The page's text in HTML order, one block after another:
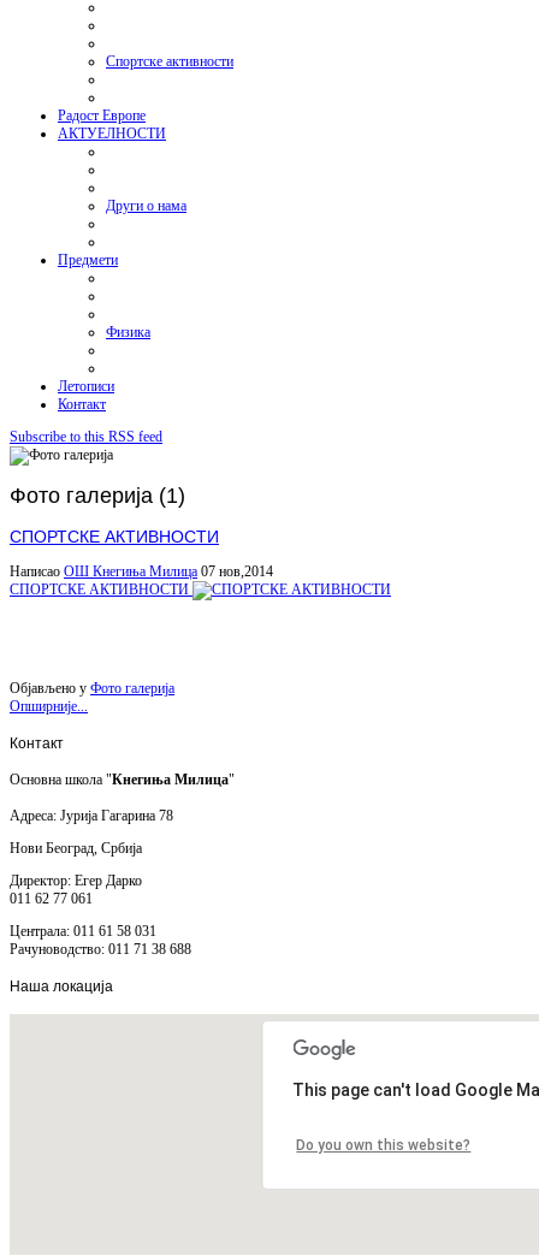
Спортске активности
Радост Европе
АКТУЕЛНОСТИ
Други о нама
Предмети
Физика
Летописи
Контакт
Subscribe to this RSS feed
Фото галерија (1)
СПОРТСКЕ АКТИВНОСТИ
Написао ОШ Кнегиња Милица 07 нов,2014
СПОРТСКЕ АКТИВНОСТИ
Објављено у Фото галерија
Опширније...
Контакт
Основна школа "Кнегиња Милица"
Адреса: Јурија Гагарина 78
Нови Београд, Србија
Директор: Егер Дарко
011 62 77 061
Централа: 011 61 58 031
Рачуноводство: 011 71 38 688
Наша локација
This page can't load Google
Do you own this website?